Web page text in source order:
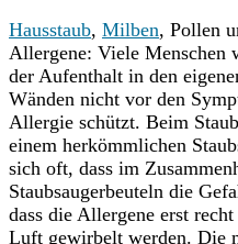
Hausstaub, Milben, Pollen
Allergene: Viele Menschen
der Aufenthalt in den
Wänden nicht vor den
Allergie schützt. Beim
einem herkömmlichen
sich oft, dass im
Staubsaugerbeuteln die
dass die Allergene erst
Luft gewirbelt werden. Die